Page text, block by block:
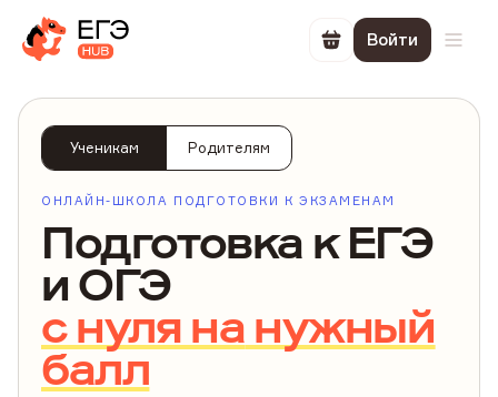
Перейти в
Войти
Ученикам Родителям
ОНЛАЙН-ШКОЛА ПОДГОТОВКИ К ЭКЗАМЕНАМ
Подготовка к ЕГЭ
и ОГЭ
с нуля на нужный
балл